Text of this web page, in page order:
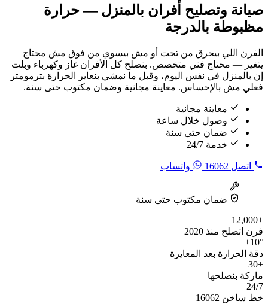
صيانة وتصليح أفران بالمنزل — حرارة
مظبوطة بالدرجة
الفرن اللي بيحرق من تحت أو مش بيسوي من فوق مش محتاج
يتغير — محتاج فني متخصص. بنصلح كل الأفران غاز وكهرباء وبلت
إن بالمنزل في نفس اليوم، وقبل ما نمشي بنعاير الحرارة بترمومتر
فعلي مش بالإحساس. معاينة مجانية وضمان مكتوب حتى سنة.
معاينة مجانية
وصول خلال ساعة
ضمان حتى سنة
خدمة 24/7
اتصل 16062 واتساب
ضمان مكتوب حتى سنة
+12,000
فرن اتصلح منذ 2020
±10°
دقة الحرارة بعد المعايرة
+30
ماركة بنصلحها
24/7
خط ساخن 16062